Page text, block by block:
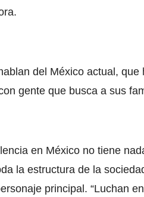
del México actual,
gente que busca a sus
en México no tiene
la estructura de la
principal. “Luchan